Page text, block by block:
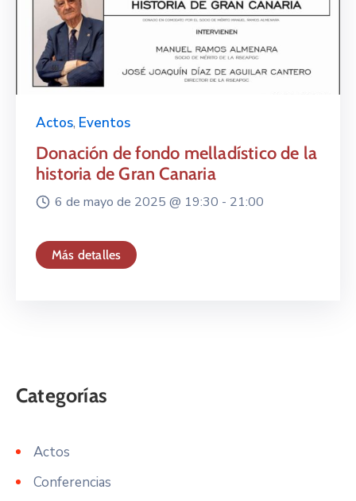
Actos, Eventos
Donación de fondo melladístico de la
historia de Gran Canaria
6 de mayo de 2025 @ 19:30 - 21:00
Más detalles
Actos
Conferencias